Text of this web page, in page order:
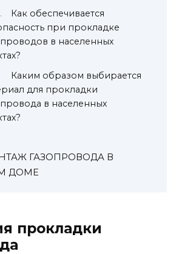
Как обеспечивается
при прокладке
в населенных
Каким образом выбирается
для прокладки
в населенных
ГАЗОПРОВОДА В
ДОМЕ
прокладки